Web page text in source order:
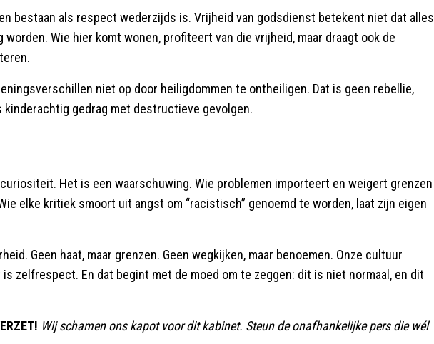
bestaan als respect wederzijds is. Vrijheid van godsdienst betekent niet dat alles
Wie hier komt wonen, profiteert van die vrijheid, maar draagt ook de
niet op door heiligdommen te ontheiligen. Dat is geen rebellie,
kinderachtig gedrag met destructieve gevolgen.
Het is een waarschuwing. Wie problemen importeert en weigert grenzen
elke kritiek smoort uit angst om “racistisch” genoemd te worden, laat zijn eigen
Geen haat, maar grenzen. Geen wegkijken, maar benoemen. Onze cultuur
zelfrespect. En dat begint met de moed om te zeggen: dit is niet normaal, en dit
Wij schamen ons kapot voor dit kabinet. Steun de onafhankelijke pers die wél